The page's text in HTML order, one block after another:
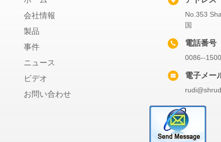
会社情報
製品
事件
ニュース
ビデオ
お問い合わせ
No.353
国
電話番号
0086--
電子メー